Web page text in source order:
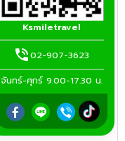
Ksmiletravel
02-907-3623
จันทร์-ศุกร์ 9.00-17.30 น.